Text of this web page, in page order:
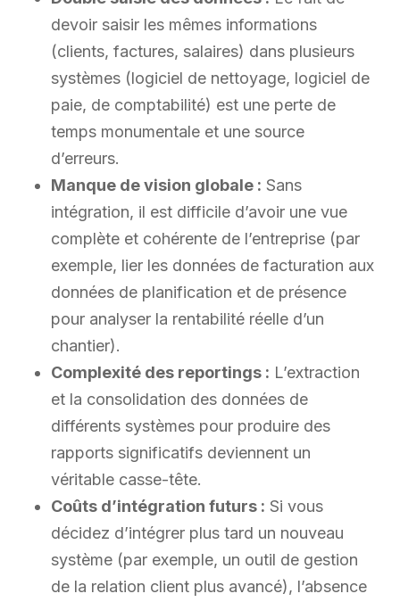
devoir saisir les mêmes informations
(clients, factures, salaires) dans plusieurs
systèmes (logiciel de nettoyage, logiciel de
paie, de comptabilité) est une perte de
temps monumentale et une source
d’erreurs.
Manque de vision globale : Sans
intégration, il est difficile d’avoir une vue
complète et cohérente de l’entreprise (par
exemple, lier les données de facturation aux
données de planification et de présence
pour analyser la rentabilité réelle d’un
chantier).
Complexité des reportings : L’extraction
et la consolidation des données de
différents systèmes pour produire des
rapports significatifs deviennent un
véritable casse-tête.
Coûts d’intégration futurs : Si vous
décidez d’intégrer plus tard un nouveau
système (par exemple, un outil de gestion
de la relation client plus avancé), l’absence